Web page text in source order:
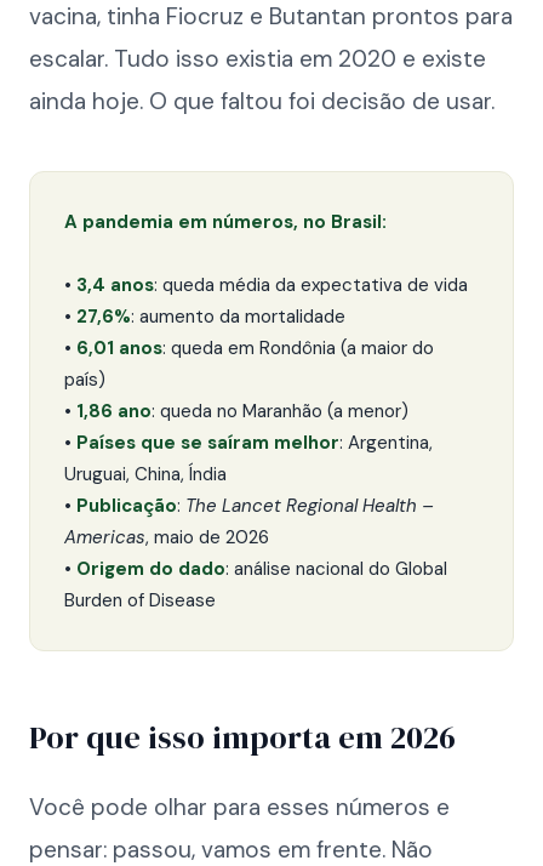
vacina, tinha Fiocruz e Butantan prontos para
escalar. Tudo isso existia em 2020 e existe
ainda hoje. O que faltou foi decisão de usar.
A pandemia em números, no Brasil:
• 3,4 anos: queda média da expectativa de vida
• 27,6%: aumento da mortalidade
• 6,01 anos: queda em Rondônia (a maior do
país)
• 1,86 ano: queda no Maranhão (a menor)
• Países que se saíram melhor: Argentina,
Uruguai, China, Índia
• Publicação: The Lancet Regional Health –
Americas, maio de 2026
• Origem do dado: análise nacional do Global
Burden of Disease
Por que isso importa em 2026
Você pode olhar para esses números e
pensar: passou, vamos em frente. Não